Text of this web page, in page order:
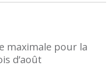
maximale pour la
d’août